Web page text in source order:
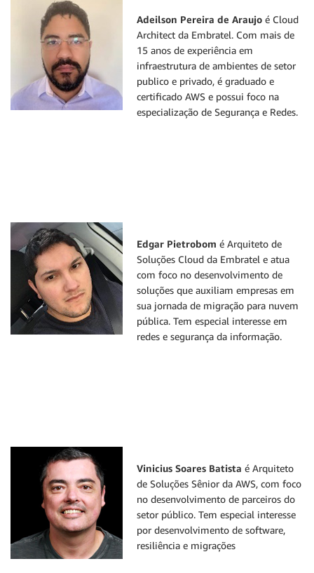
Adeilson Pereira de Araujo é Cloud
Architect da Embratel. Com mais de
15 anos de experiência em
infraestrutura de ambientes de setor
publico e privado, é graduado e
certificado AWS e possui foco na
especialização de Segurança e Redes.
Edgar Pietrobom é Arquiteto de
Soluções Cloud da Embratel e atua
com foco no desenvolvimento de
soluções que auxiliam empresas em
sua jornada de migração para nuvem
pública. Tem especial interesse em
redes e segurança da informação.
Vinicius Soares Batista é Arquiteto
de Soluções Sênior da AWS, com foco
no desenvolvimento de parceiros do
setor público. Tem especial interesse
por desenvolvimento de software,
resiliência e migrações